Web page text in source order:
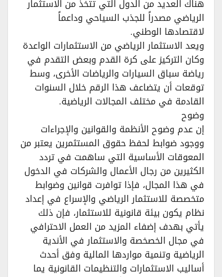
هناك العديد من الدول التي تتخذ من الاستثمار
الرياضي مصدراً للجذب السياحي وداعماً
لاقتصادها الوطني.‏
ويعد الاستثمار الرياضي من الاستثمارات الواعدة
وكان التركيز على كرة القدم وبعض التقدم في
رياضة سباق السيارات والرياضات الأخرى، وسط
توقعات أن يتضاعف هذا الرقم خلال السنوات
القادمة في مختلف المجالات الرياضية.‏
وضوح‏
إن عدم وضوح الأنظمة والقوانين والإجراءات
ووجود ضوابط لحفظ حقوق المستثمرين يعتبر من
المعوقات الأساسية التي ساهمت في تردد
الكثيرين من رجال الأعمال والشركات في الدخول
في هذا المجال، فإذا توافرت قوانين وضوابط
متخصصة للاستثمار الرياضي والإسراع في إعداد
نظام يكون بيئة قانونية للاستثمار، فإن ذلك
يأتي بهدف إضفاء المزيد من العمل الاحترافي
في مجال الخصخصة والاستثمار في الأندية
الرياضية وتنمية مواردها المالية وفق أحدث
أساليب الاستثمارات والتنظيمات القانونية يما